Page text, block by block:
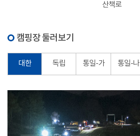
산책로
캠핑장 둘러보기
대한 독립 통일-가 통일-나